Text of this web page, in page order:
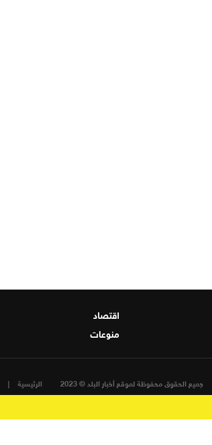
اقتصاد
منوعات
جميع الحقوق محفوظة لموقع أخبار البلد © 2023 الرئيسية